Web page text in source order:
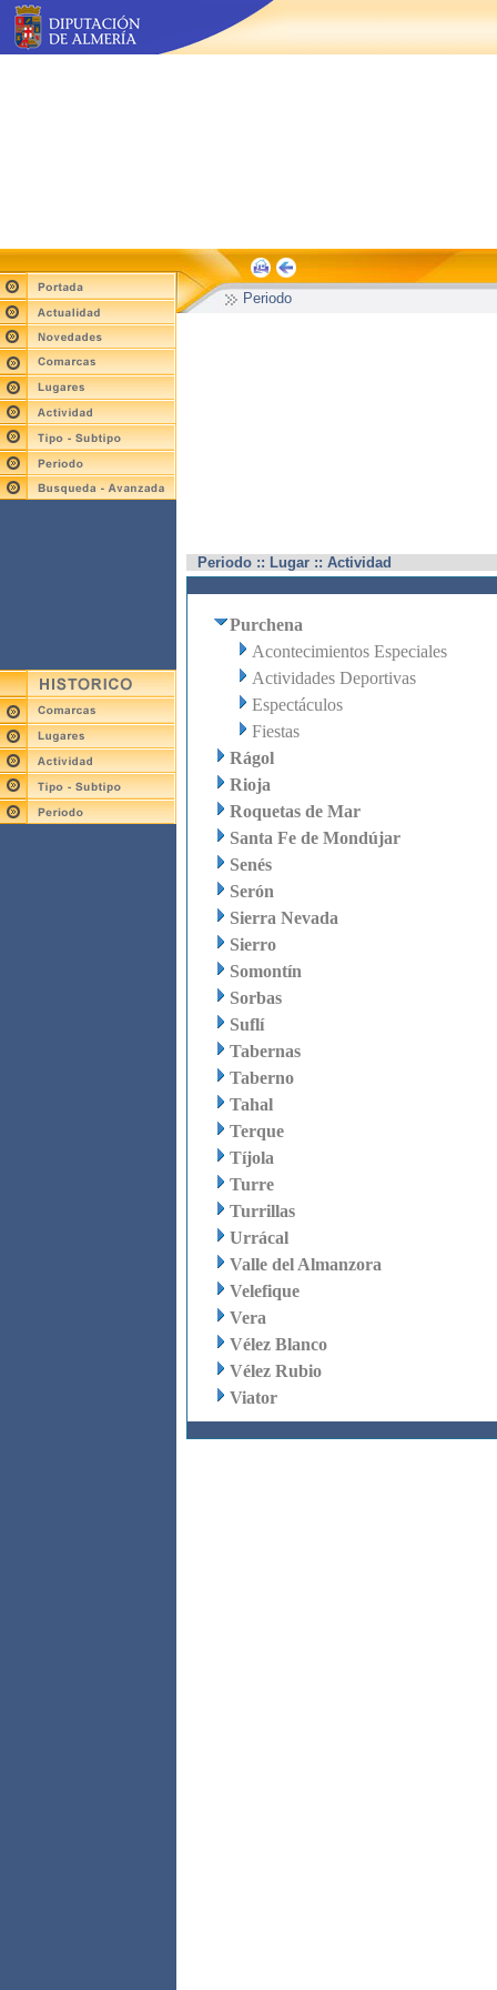
Periodo
Periodo :: Lugar :: Actividad
Purchena
Acontecimientos Especiales
Actividades Deportivas
Espectáculos
Fiestas
Rágol
Rioja
Roquetas de Mar
Santa Fe de Mondújar
Senés
Serón
Sierra Nevada
Sierro
Somontín
Sorbas
Suflí
Tabernas
Taberno
Tahal
Terque
Tíjola
Turre
Turrillas
Urrácal
Valle del Almanzora
Velefique
Vera
Vélez Blanco
Vélez Rubio
Viator